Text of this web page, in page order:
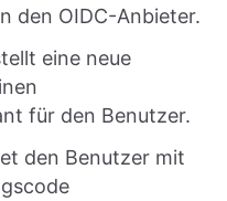
den OIDC-Anbieter.
eine neue
für den Benutzer.
den Benutzer mit